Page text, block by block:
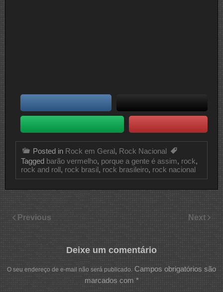
Posted in Rock em Geral, Rock Nacional
Tagged barão vermelho, porque a gente é assim, rock,
rock and roll, rock brasil, rock brasileiro, rock nacional
Previous Next
Deixe um comentário
O seu endereço de e-mail não será publicado. Campos obrigatórios são
marcados com *